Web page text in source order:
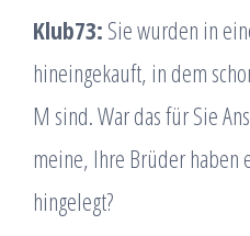
Klub73: Sie wurden in
hineingekauft, in dem
M sind. War das für Sie
meine, Ihre Brüder haben
hingelegt?